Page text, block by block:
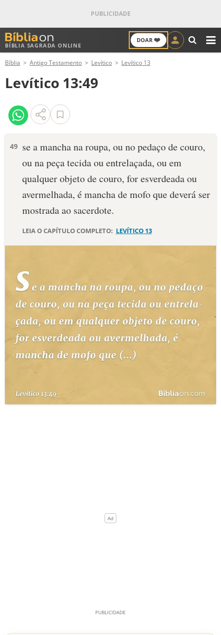
BÍBLIA SAGRADA ONLINE
DOAR ❤️
ANTIGO TESTAMENTO
NOVO TESTAMENTO
VERSÍCULOS
PALAVRA DO DIA
SALMO DO DIA
DEVOCIONAL DIÁRIO
ESBOÇOS DE PREGAÇÃO
TEMAS
PERGUNTE À BÍBLIA IA
QUEM SOMOS
Bíblia Antigo Testamento Levítico Levítico 13
Levítico 13:49
49 se a mancha na roupa, ou no pedaço de couro,
ou na peça tecida ou entrela­çada, ou em
qualquer objeto de couro, for es­verdeada ou
avermelhada, é mancha de mofo que deverá ser
mostrada ao sacerdote.
LEIA O CAPÍTULO COMPLETO: LEVÍTICO 13